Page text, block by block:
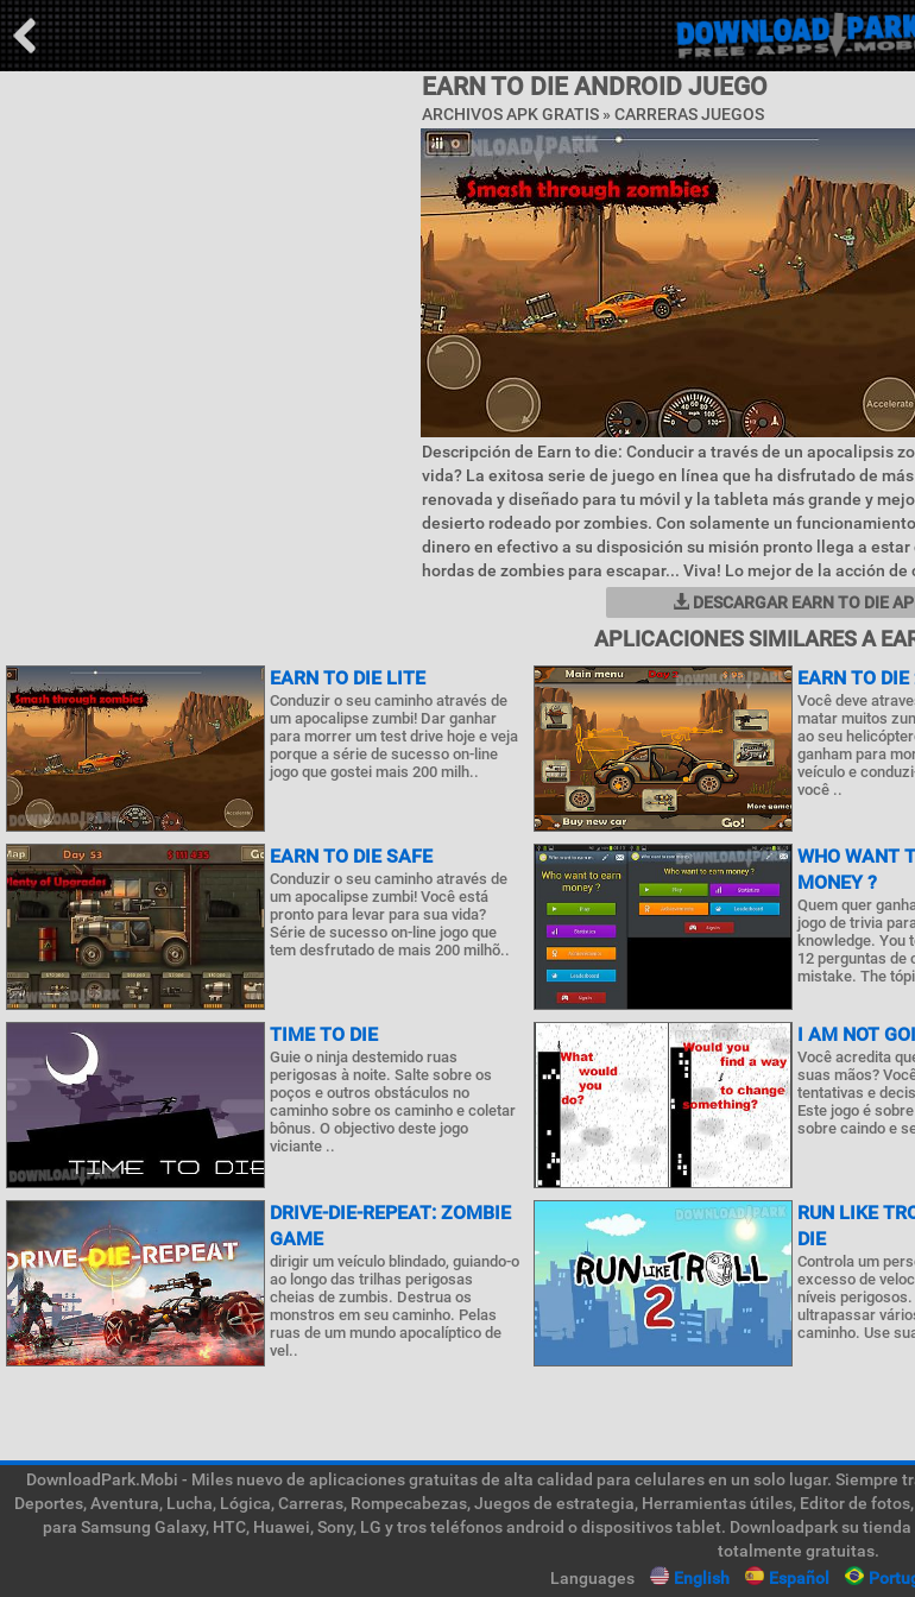
EARN TO DIE ANDROID JUEGO
ARCHIVOS APK GRATIS » CARRERAS JUEGOS
Descripción de Earn to die: Conducir a través de un apocalipsis
vida? La exitosa serie de juego en línea que ha disfrutado de
renovada y diseñado para tu móvil y la tableta más grande y
desierto rodeado por zombies. Con solamente un
dinero en efectivo a su disposición su misión pronto llega a
hordas de zombies para escapar... Viva! Lo mejor de la acción de
DESCARGAR EARN TO DIE
APLICACIONES SIMILARES A
EARN TO DIE LITE
Conduzir o seu caminho através de
um apocalipse zumbi! Dar ganhar
para morrer um test drive hoje e veja
porque a série de sucesso on-line
jogo que gostei mais 200 milh..
EARN TO DIE
Você deve
matar muitos
ao seu
ganham para
veículo e
você ..
EARN TO DIE SAFE
Conduzir o seu caminho através de
um apocalipse zumbi! Você está
pronto para levar para sua vida?
Série de sucesso on-line jogo que
tem desfrutado de mais 200 milhõ..
WHO WANT
MONEY ?
Quem quer
jogo de trivia
knowledge. You
12 perguntas de
mistake. The
TIME TO DIE
Guie o ninja destemido ruas
perigosas à noite. Salte sobre os
poços e outros obstáculos no
caminho sobre os caminho e coletar
bônus. O objectivo deste jogo
viciante ..
I AM NOT
Você acredita
suas mãos?
tentativas e
Este jogo é
sobre caindo e
DRIVE-DIE-REPEAT: ZOMBIE
GAME
dirigir um veículo blindado, guiando-o
ao longo das trilhas perigosas
cheias de zumbis. Destrua os
monstros em seu caminho. Pelas
ruas de um mundo apocalíptico de
vel..
RUN LIKE
DIE
Controla um
excesso de
níveis
ultrapassar
caminho. Use
DownloadPark.Mobi - Miles nuevo de aplicaciones gratuitas de alta calidad para celulares en un solo lugar.
Deportes, Aventura, Lucha, Lógica, Carreras, Rompecabezas, Juegos de estrategia, Herramientas útiles, Editor de
para Samsung Galaxy, HTC, Huawei, Sony, LG y tros teléfonos android o dispositivos tablet. Downloadpark su
totalmente gratuitas.
Languages
English Español